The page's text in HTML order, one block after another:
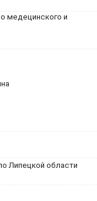
медецинского и
Липецкой области